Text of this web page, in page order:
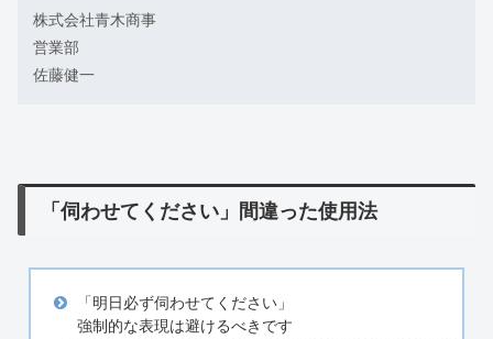
株式会社青木商事
営業部
佐藤健一
「伺わせてください」間違った使用法
「明日必ず伺わせてください」
強制的な表現は避けるべきです